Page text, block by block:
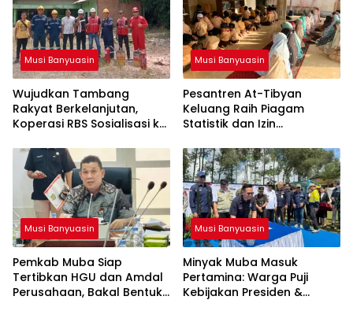
Musi Banyuasin
Wujudkan Tambang
Rakyat Berkelanjutan,
Koperasi RBS Sosialisasi ke
GEP
Musi Banyuasin
Pesantren At-Tibyan
Keluang Raih Piagam
Statistik dan Izin
Kemenag RI
Musi Banyuasin
Pemkab Muba Siap
Tertibkan HGU dan Amdal
Perusahaan, Bakal Bentuk
Musi Banyuasin
Minyak Muba Masuk
Pertamina: Warga Puji
Kebijakan Presiden &